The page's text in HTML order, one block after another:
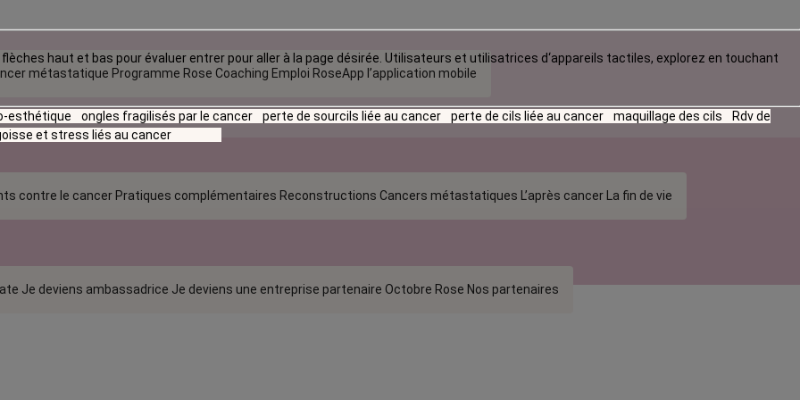
métastatique Programme Rose Coaching Emploi RoseApp l’application mobile
contre le cancer Pratiques complémentaires Reconstructions Cancers métastatiques L’après cancer La fin de vie
Je deviens ambassadrice Je deviens une entreprise partenaire Octobre Rose Nos partenaires
haut et bas pour évaluer entrer pour aller à la page désirée. Utilisateurs et utilisatrices d‘appareils tactiles, explorez en touchant
esthétique ongles fragilisés par le cancer perte de sourcils liée au cancer perte de cils liée au cancer maquillage des cils
Rdv de
et stress liés au cancer